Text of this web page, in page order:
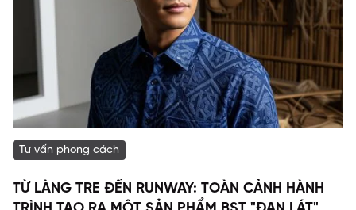
Tư vấn phong cách
TỪ LÀNG TRE ĐẾN RUNWAY: TOÀN CẢNH HÀNH